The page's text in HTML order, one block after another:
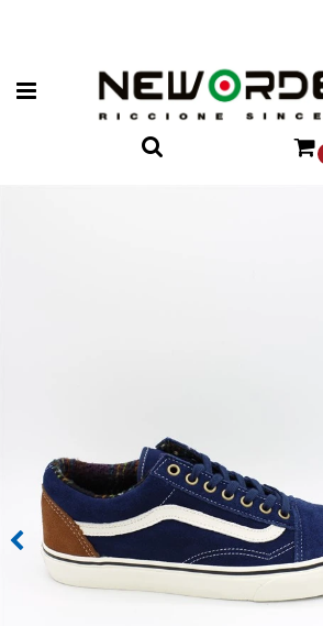
Open menu